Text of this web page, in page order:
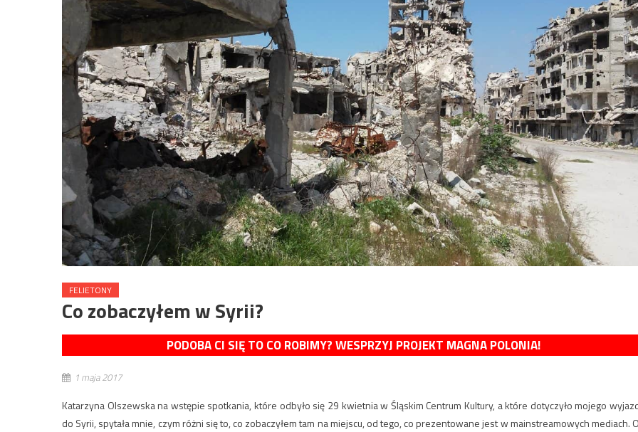
FELIETONY
Co zobaczyłem w Syrii?
PODOBA CI SIĘ TO CO ROBIMY? WESPRZYJ PROJEKT MAGNA POLONIA!
1 maja 2017
Katarzyna Olszewska na wstępie spotkania, które odbyło się 29 kwietnia w Śląskim Centrum Kultury, a które dotyczyło mojego
do Syrii, spytała mnie, czym różni się to, co zobaczyłem tam na miejscu, od tego, co prezentowane jest w mainstreamowych mediach.